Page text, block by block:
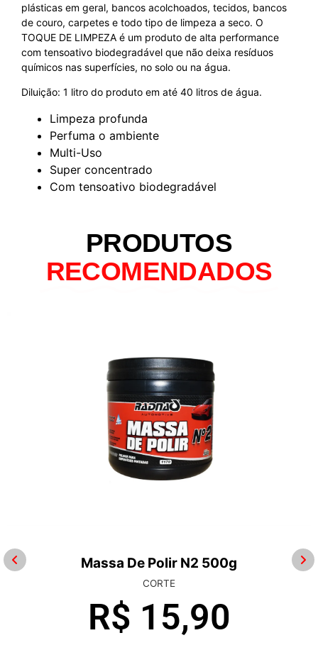
plásticas em geral, bancos acolchoados, tecidos, bancos
de couro, carpetes e todo tipo de limpeza a seco. O
TOQUE DE LIMPEZA é um produto de alta performance
com tensoativo biodegradável que não deixa resíduos
químicos nas superfícies, no solo ou na água.
Diluição: 1 litro do produto em até 40 litros de água.
Limpeza profunda
Perfuma o ambiente
Multi-Uso
Super concentrado
Com tensoativo biodegradável
PRODUTOS
RECOMENDADOS
Massa De Polir N2 500g
CORTE
R$ 15,90